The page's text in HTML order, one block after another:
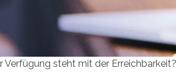
steht mit der Erreichbarkeit?